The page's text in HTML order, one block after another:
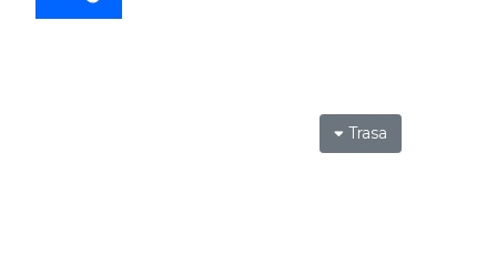
Trasa